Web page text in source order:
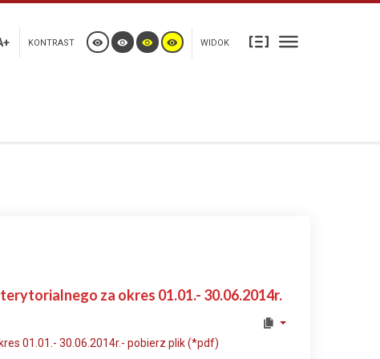
KONTRAST WIDOK
za okres 01.01.- 30.06.2014r.
01.01.- 30.06.2014r.- pobierz plik (*pdf)